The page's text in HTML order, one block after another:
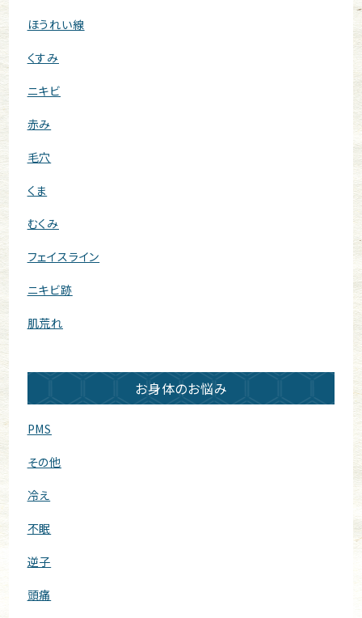
ほうれい線
くすみ
ニキビ
赤み
毛穴
くま
むくみ
フェイスライン
ニキビ跡
肌荒れ
お身体のお悩み
PMS
その他
冷え
不眠
逆子
頭痛